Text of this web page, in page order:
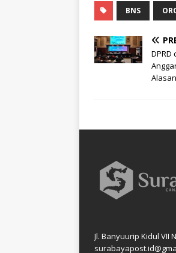
BNS
DPRD
Jl. Banyuurip Kidul VII